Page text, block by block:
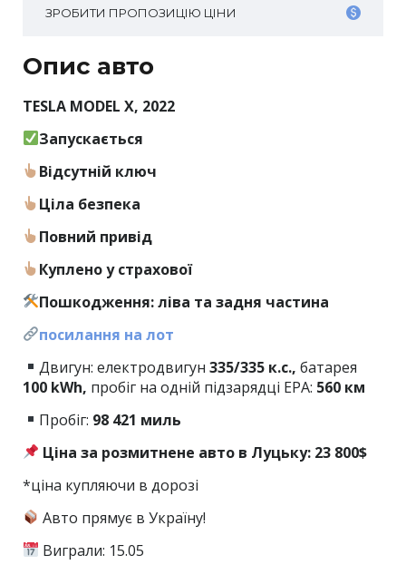
ЗРОБИТИ ПРОПОЗИЦІЮ ЦІНИ
Опис авто
TESLA MODEL X, 2022
Запускається
Відсутній ключ
Ціла безпека
Повний привід
Куплено у страхової
Пошкодження: ліва та задня частина
посилання на лот
Двигун: електродвигун 335/335 к.с.,батарея
100 kWh, пробіг на одній підзарядці EPA: 560 км
Пробіг: 98 421 миль
Ціна за розмитнене авто в Луцьку: 23 800$
*ціна купляючи в дорозі
Авто прямує в Україну!
Виграли: 15.05